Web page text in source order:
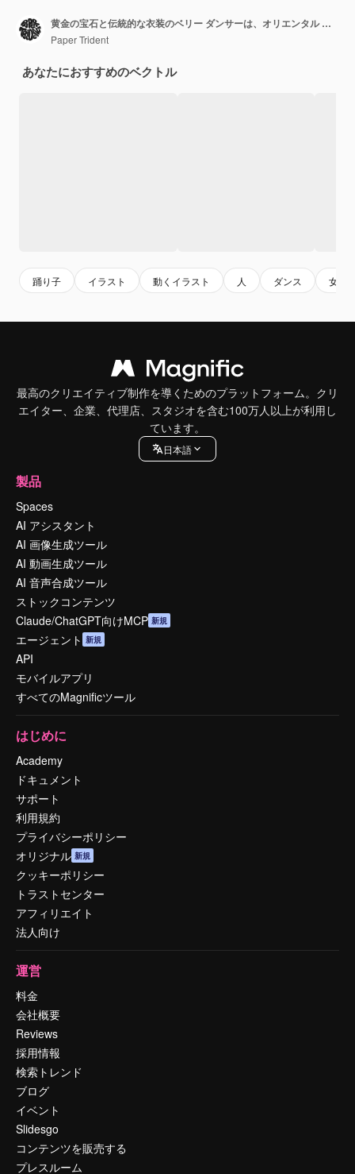
黄金の宝石と伝統的な衣装のベリー ダンサーは、オリエンタル トルコ エジプト ダンスを踊るパフォーマーを実行します。女性はアラビアン音楽に移動します。白のフラット分離ベクトル図
Paper Trident
あなたにおすすめのベクトル
踊り子 イラスト 動くイラスト 人 ダンス 女性
最高のクリエイティブ制作を導くためのプラットフォーム。クリ
エイター、企業、代理店、スタジオを含む100万人以上が利用し
ています。
日本語
製品
Spaces
AI アシスタント
AI 画像生成ツール
AI 動画生成ツール
AI 音声合成ツール
ストックコンテンツ
Claude/ChatGPT向けMCP 新規
エージェント 新規
API
モバイルアプリ
すべてのMagnificツール
はじめに
Academy
ドキュメント
サポート
利用規約
プライバシーポリシー
オリジナル 新規
クッキーポリシー
トラストセンター
アフィリエイト
法人向け
運営
料金
会社概要
Reviews
採用情報
検索トレンド
ブログ
イベント
Slidesgo
コンテンツを販売する
プレスルーム